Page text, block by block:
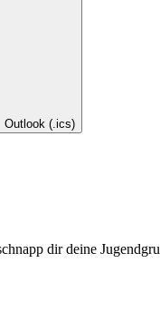
Outlook (.ics)
dir deine